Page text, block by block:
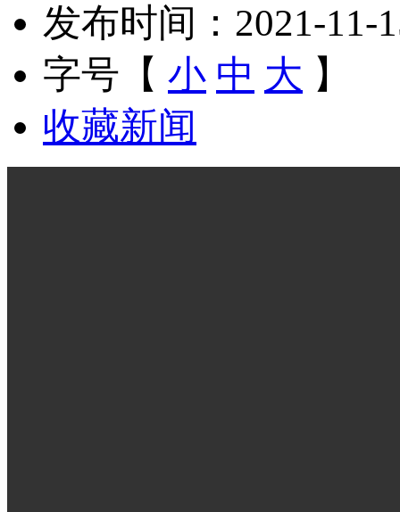
发布时间：2021-11-
字号【 小 中 大 】
收藏新闻